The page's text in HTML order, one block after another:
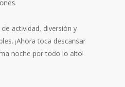
actividad, diversión y
¡Ahora toca descansar
noche por todo lo alto!